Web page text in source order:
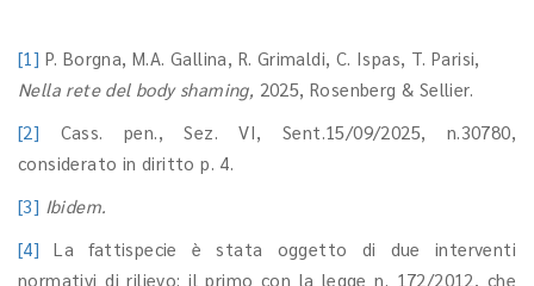
[1] P. Borgna, M.A. Gallina, R. Grimaldi, C. Ispas, T. Parisi,
Nella rete del body shaming, 2025, Rosenberg & Sellier.
[2] Cass. pen., Sez. VI, Sent.15/09/2025, n.30780,
considerato in diritto p. 4.
[3] Ibidem.
[4] La fattispecie è stata oggetto di due interventi
normativi di rilievo: il primo con la legge n. 172/2012, che